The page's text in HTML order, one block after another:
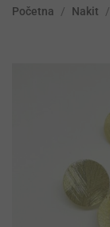
Početna / Nakit /